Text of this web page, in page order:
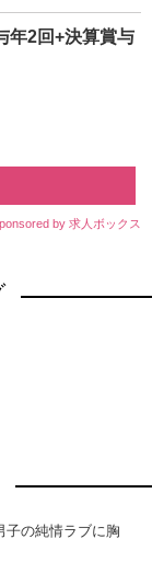
年2回+決算賞与
by 求人ボックス
子の純情ラブに胸